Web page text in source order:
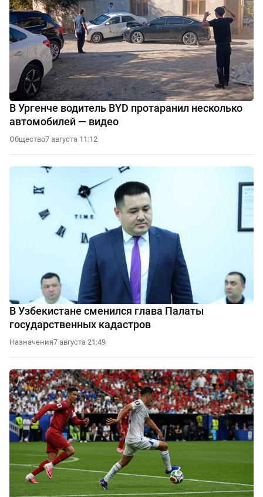
В Ургенче водитель BYD протаранил несколько
автомобилей — видео
Общество7 августа 11:12
В Узбекистане сменился глава Палаты
государственных кадастров
Назначения7 августа 21:49